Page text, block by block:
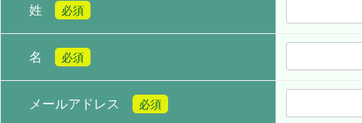
姓 必須
名 必須
メールアドレス 必須